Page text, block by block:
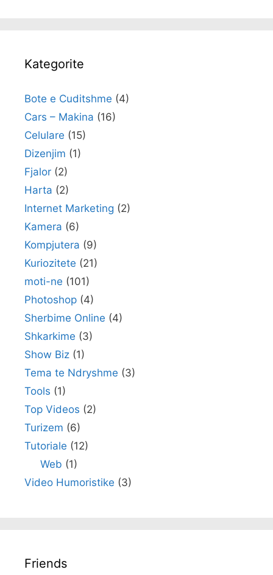
Kategorite
Bote e Cuditshme (4)
Cars – Makina (16)
Celulare (15)
Dizenjim (1)
Fjalor (2)
Harta (2)
Internet Marketing (2)
Kamera (6)
Kompjutera (9)
Kuriozitete (21)
moti-ne (101)
Photoshop (4)
Sherbime Online (4)
Shkarkime (3)
Show Biz (1)
Tema te Ndryshme (3)
Tools (1)
Top Videos (2)
Turizem (6)
Tutoriale (12)
Web (1)
Video Humoristike (3)
Friends